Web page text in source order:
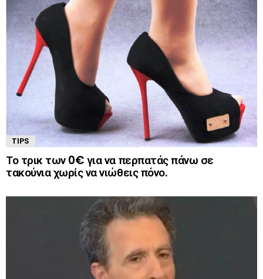
TIPS
Το τρικ των 0€ για να περπατάς πάνω σε
τακούνια χωρίς να νιώθεις πόνο.